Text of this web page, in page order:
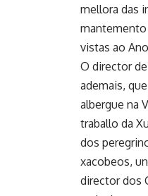
mellora das
mantemento
vistas ao
O director
ademais,
albergue na
traballo da
dos
xacobeos,
director dos